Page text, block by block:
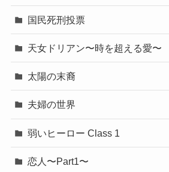
国民死刑投票
天女ドリアン〜時を超える愛〜
太陽の末裔
夫婦の世界
弱いヒーロー Class 1
恋人〜Part1〜